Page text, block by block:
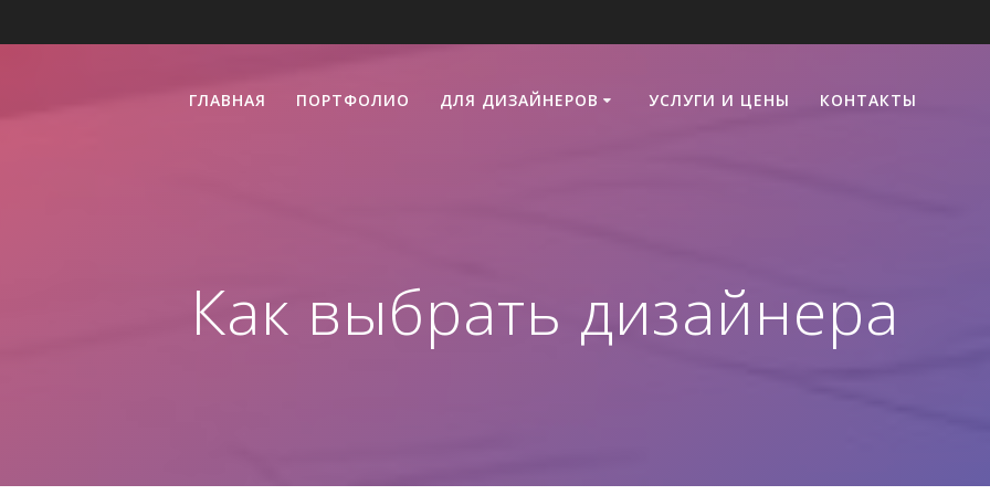
ГЛАВНАЯ ПОРТФОЛИО ДЛЯ ДИЗАЙНЕРОВ УСЛУГИ И ЦЕНЫ КОНТАКТЫ
Как выбрать дизайнера